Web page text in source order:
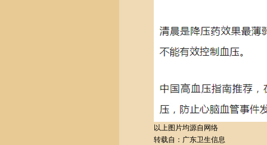
以上图片均源自网络
转载自：广东卫生信息